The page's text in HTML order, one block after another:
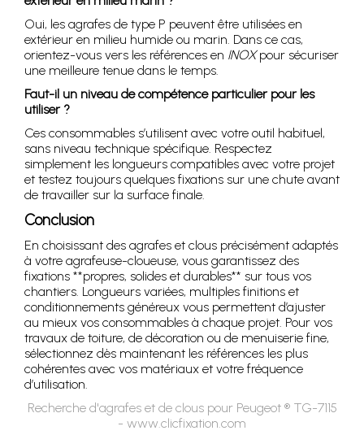
Oui, les agrafes de type P peuvent être utilisées en
extérieur en milieu humide ou marin. Dans ce cas,
orientez-vous vers les références en INOXpour sécuriser
une meilleure tenue dans le temps.
Faut-il un niveau de compétence particulier pour les
utiliser ?
Ces consommables s’utilisent avec votre outil habituel,
sans niveau technique spécifique. Respectez
simplement les longueurs compatibles avec votre projet
et testez toujours quelques fixations sur une chute avant
de travailler sur la surface finale.
Conclusion
En choisissant des agrafes et clous précisément adaptés
à votre agrafeuse-cloueuse, vous garantissez des
fixations **propres, solides et durables** sur tous vos
chantiers. Longueurs variées, multiples finitions et
conditionnements généreux vous permettent d’ajuster
au mieux vos consommables à chaque projet. Pour vos
travaux de toiture, de décoration ou de menuiserie fine,
sélectionnez dès maintenant les références les plus
cohérentes avec vos matériaux et votre fréquence
d’utilisation.
Recherche d'agrafes et de clous pour Peugeot ® TG-7115
- www.clicfixation.com